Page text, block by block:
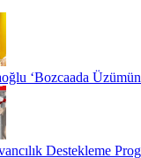
‘Bozcaada
Destekleme